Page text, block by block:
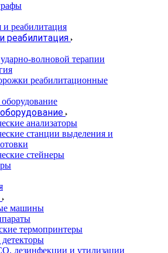
реабилитация
волновой терапии
реабилитационные
анализаторы
станции выделения и
стейнеры
машины
термопринтеры